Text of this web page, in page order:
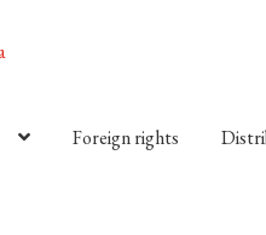
Foreign rights